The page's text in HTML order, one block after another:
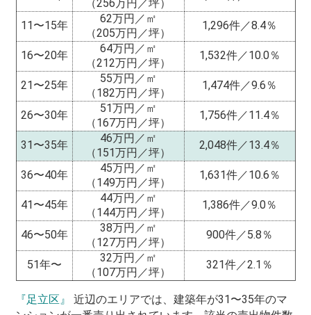
（256万円／坪）
11〜15年
62万円／㎡
（205万円／坪）
1,296件／8.4％
16〜20年
64万円／㎡
（212万円／坪）
1,532件／10.0％
21〜25年
55万円／㎡
（182万円／坪）
1,474件／9.6％
26〜30年
51万円／㎡
（167万円／坪）
1,756件／11.4％
31〜35年
46万円／㎡
（151万円／坪）
2,048件／13.4％
36〜40年
45万円／㎡
（149万円／坪）
1,631件／10.6％
41〜45年
44万円／㎡
（144万円／坪）
1,386件／9.0％
46〜50年
38万円／㎡
（127万円／坪）
900件／5.8％
51年〜
32万円／㎡
（107万円／坪）
321件／2.1％
『足立区』
近辺のエリアでは、建築年が31〜35年のマ